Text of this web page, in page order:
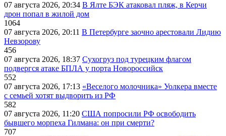
07 августа 2026, 20:34 В Ялте БЭК атаковал пляж, в Керчи
дрон попал в жилой дом
1064
07 августа 2026, 20:11 В Петербурге заочно арестовали Лидию
Невзорову
456
07 августа 2026, 18:37 Сухогруз под турецким флагом
подвергся атаке БПЛА у порта Новороссийск
552
07 августа 2026, 17:13 «Веселого молочника» Уолкера вместе
с семьей хотят выдворить из РФ
582
07 августа 2026, 11:20 США попросили РФ освободить
бывшего морпеха Гилмана: он при смерти?
707